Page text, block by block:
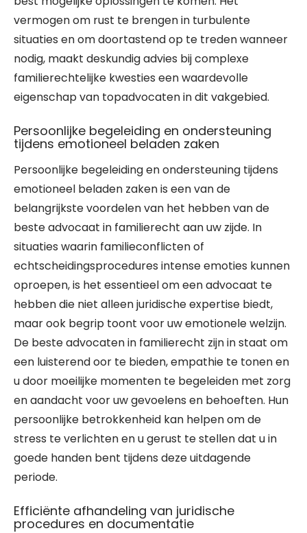
vermogen om rust te brengen in turbulente
situaties en om doortastend op te treden wanneer
nodig, maakt deskundig advies bij complexe
familierechtelijke kwesties een waardevolle
eigenschap van topadvocaten in dit vakgebied.
Persoonlijke begeleiding en ondersteuning
tijdens emotioneel beladen zaken
Persoonlijke begeleiding en ondersteuning tijdens
emotioneel beladen zaken is een van de
belangrijkste voordelen van het hebben van de
beste advocaat in familierecht aan uw zijde. In
situaties waarin familieconflicten of
echtscheidingsprocedures intense emoties kunnen
oproepen, is het essentieel om een advocaat te
hebben die niet alleen juridische expertise biedt,
maar ook begrip toont voor uw emotionele welzijn.
De beste advocaten in familierecht zijn in staat om
een luisterend oor te bieden, empathie te tonen en
u door moeilijke momenten te begeleiden met zorg
en aandacht voor uw gevoelens en behoeften. Hun
persoonlijke betrokkenheid kan helpen om de
stress te verlichten en u gerust te stellen dat u in
goede handen bent tijdens deze uitdagende
periode.
Efficiënte afhandeling van juridische
procedures en documentatie